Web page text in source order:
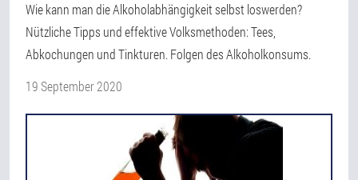
Wie kann man die Alkoholabhängigkeit selbst loswerden?
Nützliche Tipps und effektive Volksmethoden: Tees,
Abkochungen und Tinkturen. Folgen des Alkoholkonsums.
19 September 2020